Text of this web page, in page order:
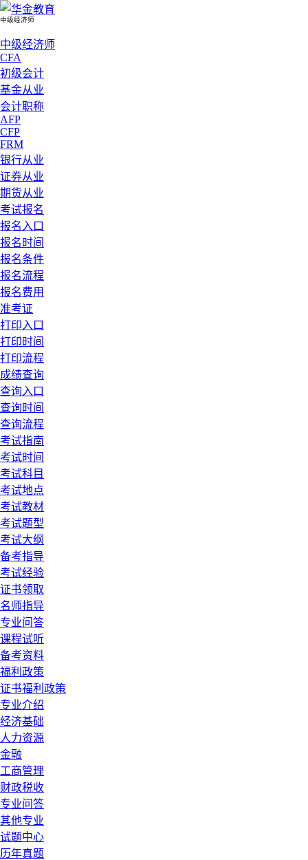
中级经济师
中级经济师
CFA
初级会计
基金从业
会计职称
AFP
CFP
FRM
银行从业
证券从业
期货从业
考试报名
报名入口
报名时间
报名条件
报名流程
报名费用
准考证
打印入口
打印时间
打印流程
成绩查询
查询入口
查询时间
查询流程
考试指南
考试时间
考试科目
考试地点
考试教材
考试题型
考试大纲
备考指导
考试经验
证书领取
名师指导
专业问答
课程试听
备考资料
福利政策
证书福利政策
专业介绍
经济基础
人力资源
金融
工商管理
财政税收
专业问答
其他专业
试题中心
历年真题